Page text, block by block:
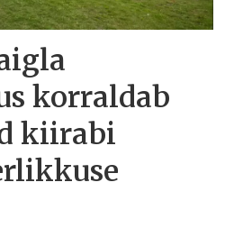
korraldab
kiirabi